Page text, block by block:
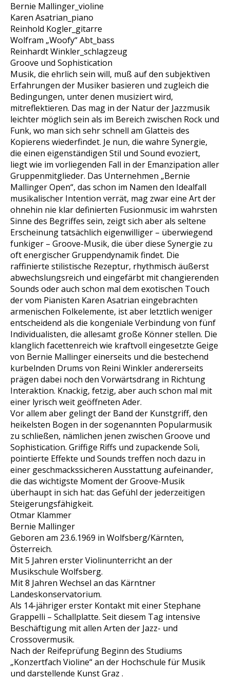
Bernie Mallinger_violine
Karen Asatrian_piano
Reinhold Kogler_gitarre
Wolfram „Woofy“ Abt_bass
Reinhardt Winkler_schlagzeug
Groove und Sophistication
Musik, die ehrlich sein will, muß auf den subjektiven
Erfahrungen der Musiker basieren und zugleich die
Bedingungen, unter denen musiziert wird,
mitreflektieren. Das mag in der Natur der Jazzmusik
leichter möglich sein als im Bereich zwischen Rock und
Funk, wo man sich sehr schnell am Glatteis des
Kopierens wiederfindet. Je nun, die wahre Synergie,
die einen eigenständigen Stil und Sound evoziert,
liegt wie im vorliegenden Fall in der Emanzipation aller
Gruppenmitglieder. Das Unternehmen „Bernie
Mallinger Open“, das schon im Namen den Idealfall
musikalischer Intention verrät, mag zwar eine Art der
ohnehin nie klar definierten Fusionmusic im wahrsten
Sinne des Begriffes sein, zeigt sich aber als seltene
Erscheinung tatsächlich eigenwilliger – überwiegend
funkiger – Groove-Musik, die über diese Synergie zu
oft energischer Gruppendynamik findet. Die
raffinierte stilistische Rezeptur, rhythmisch äußerst
abwechslungsreich und eingefärbt mit changierenden
Sounds oder auch schon mal dem exotischen Touch
der vom Pianisten Karen Asatrian eingebrachten
armenischen Folkelemente, ist aber letztlich weniger
entscheidend als die kongeniale Verbindung von fünf
Individualisten, die allesamt große Könner stellen. Die
klanglich facettenreich wie kraftvoll eingesetzte Geige
von Bernie Mallinger einerseits und die bestechend
kurbelnden Drums von Reini Winkler andererseits
prägen dabei noch den Vorwärtsdrang in Richtung
Interaktion. Knackig, fetzig, aber auch schon mal mit
einer lyrisch weit geöffneten Ader.
Vor allem aber gelingt der Band der Kunstgriff, den
heikelsten Bogen in der sogenannten Popularmusik
zu schließen, nämlichen jenen zwischen Groove und
Sophistication. Griffige Riffs und zupackende Soli,
pointierte Effekte und Sounds treffen noch dazu in
einer geschmackssicheren Ausstattung aufeinander,
die das wichtigste Moment der Groove-Musik
überhaupt in sich hat: das Gefühl der jederzeitigen
Steigerungsfähigkeit.
Otmar Klammer
Bernie Mallinger
Geboren am 23.6.1969 in Wolfsberg/Kärnten,
Österreich.
Mit 5 Jahren erster Violinunterricht an der
Musikschule Wolfsberg.
Mit 8 Jahren Wechsel an das Kärntner
Landeskonservatorium.
Als 14-jähriger erster Kontakt mit einer Stephane
Grappelli – Schallplatte. Seit diesem Tag intensive
Beschäftigung mit allen Arten der Jazz- und
Crossovermusik.
Nach der Reifeprüfung Beginn des Studiums
„Konzertfach Violine“ an der Hochschule für Musik
und darstellende Kunst Graz .